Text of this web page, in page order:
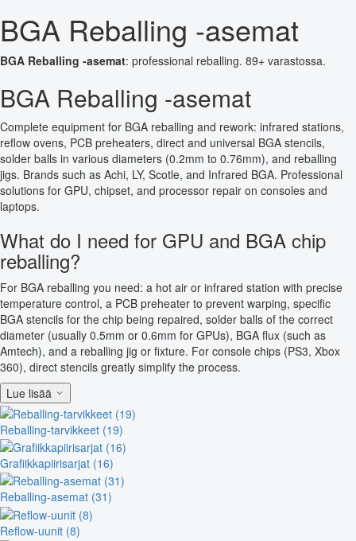
BGA Reballing -asemat
BGA Reballing -asemat: professional reballing. 89+ varastossa.
BGA Reballing -asemat
Complete equipment for BGA reballing and rework: infrared stations,
reflow ovens, PCB preheaters, direct and universal BGA stencils,
solder balls in various diameters (0.2mm to 0.76mm), and reballing
jigs. Brands such as Achi, LY, Scotle, and Infrared BGA. Professional
solutions for GPU, chipset, and processor repair on consoles and
laptops.
What do I need for GPU and BGA chip
reballing?
For BGA reballing you need: a hot air or infrared station with precise
temperature control, a PCB preheater to prevent warping, specific
BGA stencils for the chip being repaired, solder balls of the correct
diameter (usually 0.5mm or 0.6mm for GPUs), BGA flux (such as
Amtech), and a reballing jig or fixture. For console chips (PS3, Xbox
360), direct stencils greatly simplify the process.
Lue lisää
Reballing-tarvikkeet (19)
Grafiikkapiirisarjat (16)
Reballing-asemat (31)
Reflow-uunit (8)